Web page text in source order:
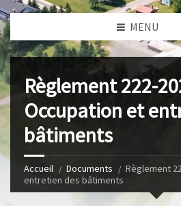
MENU
Règlement 222-
Occupation et
bâtiments
Accueil Documents
Règlement
entretien des bâtiments